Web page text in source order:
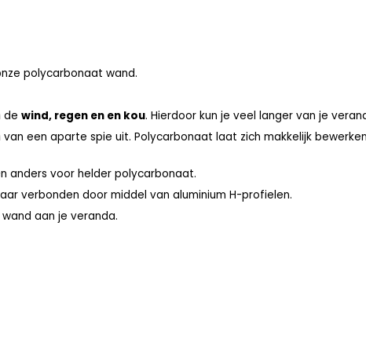
polycarbonaat wand.
de wind, regen en en kou. Hierdoor kun je veel langer van je
een aparte spie uit. Polycarbonaat laat zich makkelijk
anders voor helder polycarbonaat.
verbonden door middel van aluminium H-profielen.
aan je veranda.